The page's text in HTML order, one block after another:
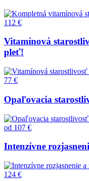
112 €
Vitamínová
pleť!
77 €
Opaľovacia
od 107 €
Intenzívne
124 €